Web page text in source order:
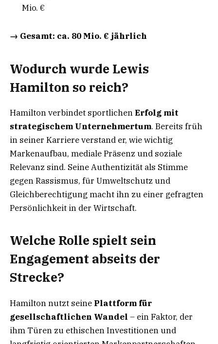
Mio. €
→ Gesamt: ca. 80 Mio. € jährlich
Wodurch wurde Lewis
Hamilton so reich?
Hamilton verbindet sportlichenErfolg mit
strategischem Unternehmertum. Bereits früh
in seiner Karriere verstand er, wie wichtig
Markenaufbau, mediale Präsenz und soziale
Relevanz sind. Seine Authentizität als Stimme
gegen Rassismus, für Umweltschutz und
Gleichberechtigung macht ihn zu einer gefragten
Persönlichkeit in der Wirtschaft.
Welche Rolle spielt sein
Engagement abseits der
Strecke?
Hamilton nutzt seine Plattform für
gesellschaftlichen Wandel – ein Faktor, der
ihm Türen zu ethischen Investitionen und